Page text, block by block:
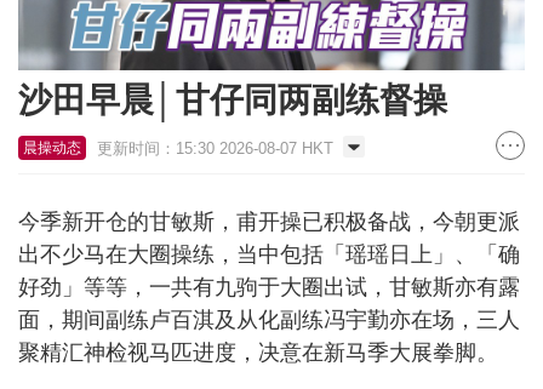
沙田早晨│甘仔同两副练督操
晨操动态 更新时间：15:30 2026-08-07 HKT
今季新开仓的甘敏斯，甫开操已积极备战，今朝更派
出不少马在大圈操练，当中包括「瑶瑶日上」、「确
好劲」等等，一共有九驹于大圈出试，甘敏斯亦有露
面，期间副练卢百淇及从化副练冯宇勤亦在场，三人
聚精汇神检视马匹进度，决意在新马季大展拳脚。